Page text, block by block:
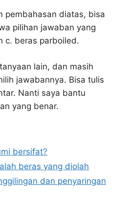
pembahasan diatas, bisa
pilihan jawaban yang
c. beras parboiled.
lain, dan masih
jawabannya. Bisa tulis
Nanti saya bantu
yang benar.
bersifat?
beras yang diolah
dan penyaringan